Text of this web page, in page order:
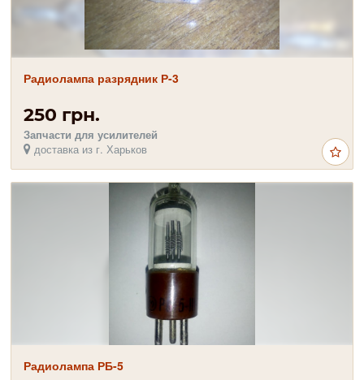
Радиолампа разрядник Р-3
250 грн.
Запчасти для усилителей
доставка из г. Харьков
Радиолампа РБ-5